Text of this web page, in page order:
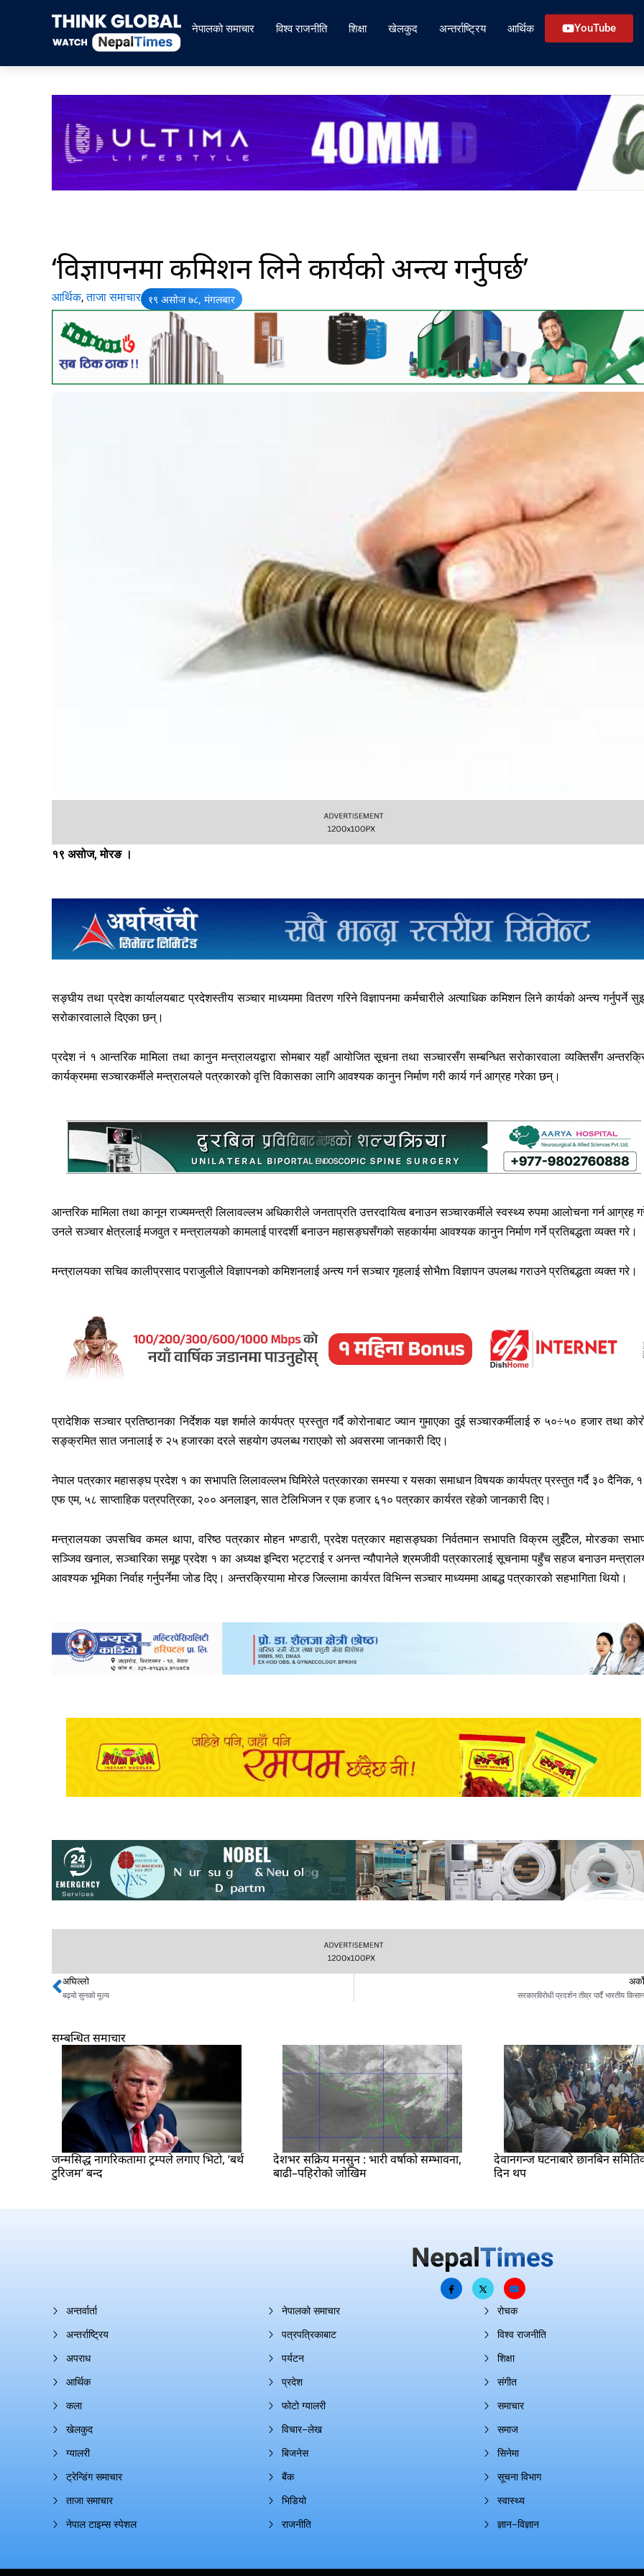
नेपालको समाचार विश्व राजनीति शिक्षा खेलकुद अन्तर्राष्ट्रिय आर्थिक YouTube
‘विज्ञापनमा कमिशन लिने कार्यको अन्त्य गर्नुपर्छ’
आर्थिक,ताजा समाचार १९ असोज ७८, मंगलबार
१९ असोज, मोरङ ।
सङ्घीय तथा प्रदेश कार्यालयबाट प्रदेशस्तीय सञ्चार माध्यममा वितरण गरिने विज्ञापनमा कर्मचारीले अत्याधिक कमिशन लिने कार्यको अन्त्य गर्नुपर्ने
सरोकारवालाले दिएका छन्।
प्रदेश नं १ आन्तरिक मामिला तथा कानुन मन्त्रालयद्वारा सोमबार यहाँ आयोजित सूचना तथा सञ्चारसँग सम्बन्धित सरोकारवाला व्यक्तिसँग
कार्यक्रममा सञ्चारकर्मीले मन्त्रालयले पत्रकारको वृत्ति विकासका लागि आवश्यक कानुन निर्माण गरी कार्य गर्न आग्रह गरेका छन्।
आन्तरिक मामिला तथा कानून राज्यमन्त्री लिलावल्लभ अधिकारीले जनताप्रति उत्तरदायित्व बनाउन सञ्चारकर्मीले स्वस्थ्य रुपमा आलोचना गर्न आग्रह
उनले सञ्चार क्षेत्रलाई मजवुत र मन्त्रालयको कामलाई पारदर्शी बनाउन महासङ्घसँगको सहकार्यमा आवश्यक कानुन निर्माण गर्ने प्रतिबद्धता व्यक्त गरे।
मन्त्रालयका सचिव कालीप्रसाद पराजुलीले विज्ञापनको कमिशनलाई अन्त्य गर्न सञ्चार गृहलाई सोभैm विज्ञापन उपलब्ध गराउने प्रतिबद्धता व्यक्त गरे।
प्रादेशिक सञ्चार प्रतिष्ठानका निर्देशक यज्ञ शर्माले कार्यपत्र प्रस्तुत गर्दै कोरोनाबाट ज्यान गुमाएका दुई सञ्चारकर्मीलाई रु ५०÷५० हजार तथा
सङ्क्रमित सात जनालाई रु २५ हजारका दरले सहयोग उपलब्ध गराएको सो अवसरमा जानकारी दिए।
नेपाल पत्रकार महासङ्घ प्रदेश १ का सभापति लिलावल्लभ घिमिरेले पत्रकारका समस्या र यसका समाधान विषयक कार्यपत्र प्रस्तुत गर्दै ३० दैनिक,
एफ एम, ५८ साप्ताहिक पत्रपत्रिका, २०० अनलाइन, सात टेलिभिजन र एक हजार ६१० पत्रकार कार्यरत रहेको जानकारी दिए।
मन्त्रालयका उपसचिव कमल थापा, वरिष्ठ पत्रकार मोहन भण्डारी, प्रदेश पत्रकार महासङ्घका निर्वतमान सभापति विक्रम लुईँटेल, मोरङका
सञ्जिव खनाल, सञ्चारिका समूह प्रदेश १ का अध्यक्ष इन्दिरा भट्टराई र अनन्त न्यौपानेले श्रमजीवी पत्रकारलाई सूचनामा पहुँच सहज बनाउन
आवश्यक भूमिका निर्वाह गर्नुपर्नेमा जोड दिए। अन्तरक्रियामा मोरङ जिल्लामा कार्यरत विभिन्न सञ्चार माध्यममा आबद्ध पत्रकारको सहभागिता थियो।
Prev
अघिल्लो
बढ्यो सुनको मूल्य
अर्को
सरकारविरोधी प्रदर्शन तीव्र पार्दै भारतीय किसान
सम्बन्धित समाचार
जन्मसिद्ध नागरिकतामा ट्रम्पले लगाए भिटो, ‘बर्थ
टुरिजम’ बन्द
देशभर सक्रिय मनसुन : भारी वर्षाको सम्भावना,
बाढी–पहिरोको जोखिम
देवानगन्ज घटनाबारे छानबिन
दिन थप
अन्तर्वार्ता
अन्तर्राष्ट्रिय
अपराध
आर्थिक
कला
खेलकुद
ग्यालरी
ट्रेन्डिंग समाचार
ताजा समाचार
नेपाल टाइम्स स्पेशल
नेपालको समाचार
पत्रपत्रिकाबाट
पर्यटन
प्रदेश
फोटो ग्यालरी
विचार–लेख
बिजनेस
बैंक
भिडियो
राजनीति
रोचक
विश्व राजनीति
शिक्षा
संगीत
समाचार
समाज
सिनेमा
सूचना विभाग
स्वास्थ्य
ज्ञान–विज्ञान